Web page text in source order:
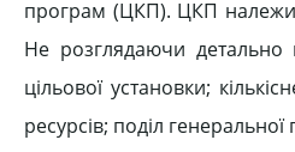
програм (ЦКП). ЦКП
Не розглядаючи детально
цільової установки;
ресурсів; поділ